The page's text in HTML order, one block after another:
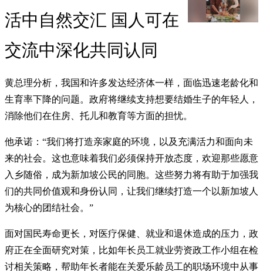
活中自然交汇 国人可在
交流中深化共同认同
黄总理分析，我国和许多发达经济体一样，面临迅速老龄化和
生育率下降的问题。政府将继续支持想要结婚生子的年轻人，
消除他们在住房、托儿和教育等方面的担忧。
他承诺：“我们将打造亲家庭的环境，以及充满活力和面向未
来的社会。这也意味着我们必须保持开放态度，欢迎那些愿意
入乡随俗，成为新加坡公民的同胞。这些努力将有助于加强我
们的共同价值观和身份认同，让我们继续打造一个以新加坡人
为核心的团结社会。”
面对国民寿命更长，对医疗保健、就业和退休造成的压力，政
府正在全面研究对策，比如年长员工就业劳资政工作小组在检
讨相关策略，帮助年长者能在关爱乐龄员工的职场环境中从事